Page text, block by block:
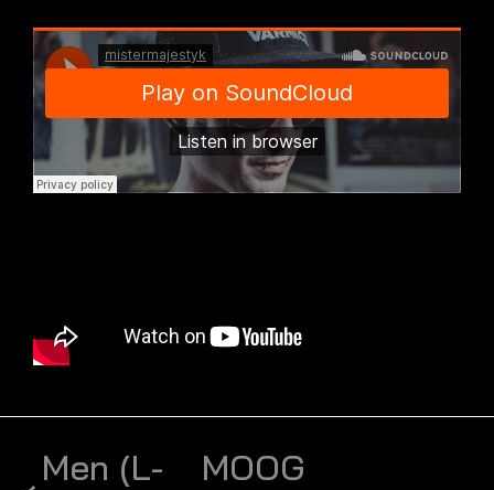
Men (L-
MOOG